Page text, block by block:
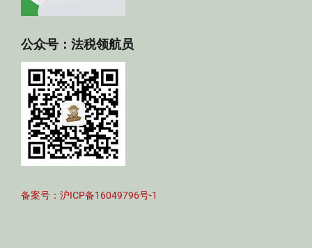
公众号：法税领航员
备案号：沪ICP备16049796号-1